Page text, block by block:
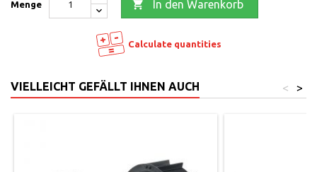
Menge  In den Warenkorb
Calculate quantities
VIELLEICHT GEFÄLLT IHNEN AUCH >
<